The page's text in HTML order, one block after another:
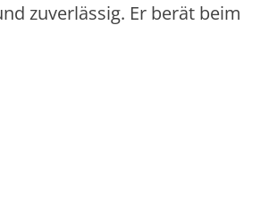
zuverlässig. Er berät beim